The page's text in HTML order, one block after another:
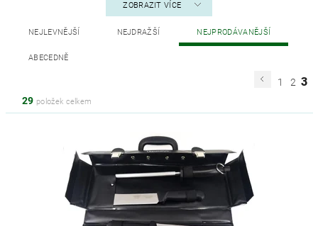
ZOBRAZIT VÍCE
NEJLEVNĚJŠÍ NEJDRAŽŠÍ NEJPRODÁVANĚJŠÍ
ABECEDNĚ
1 2 3
29 položek celkem